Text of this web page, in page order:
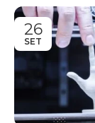
26
SET